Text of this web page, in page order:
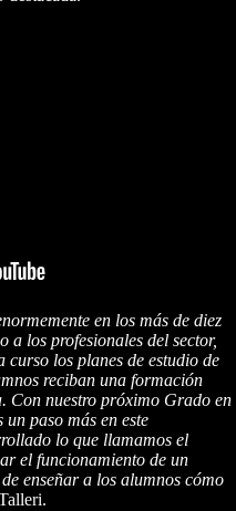
en los más de diez
a los profesionales del sector,
los planes de estudio de
reciban una formación
Con nuestro próximo Grado en
paso más en este
lo que llamamos el
el funcionamiento de un
enseñar a los alumnos cómo